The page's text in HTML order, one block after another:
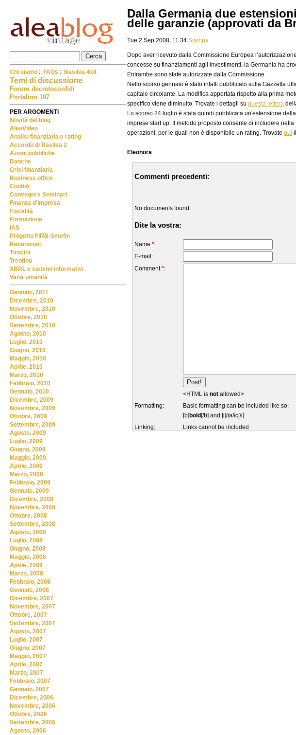
Dalla Germania due
delle garanzie (approvati da
Tue 2 Sep 2008, 11.34 Stampa
Dopo aver ricevuto dalla Commissione Europea
concesse su finanziamenti agli investimenti, la Germania ha
Entrambe sono state autorizzate dalla Commissione.
Nello scorso gennaio è stato infatti pubblicato sulla Gazzetta
capitale circolante. La modifica apportata rispetto alla prima
specifico viene diminuito. Trovate i dettagli su questa lettera
Lo scorso 24 luglio è stata quindi pubblicata un'estensione
imprese start up. Il metodo proposto consente di includere
operazioni, per le quali non è disponibile un rating. Trovate qui
Eleonora
Commenti precedenti:
No documents found
Dite la vostra:
Name *:
E-mail:
Comment*:
<HTML is not allowed>
Formatting:
Basic formatting can be included like so:
[b] bold [/b] and [i]italic[/i]
Linking:
Links cannot be included
Chi siamo :: FAQs :: Basilea 4x4
Temi di discussione
Forum decretoconfidi
Portalino 107
PER ARGOMENTI
Novità del blog
AleaVideo
Analisi finanziaria e rating
Accordo di Basilea 2
Azioni pubbliche
Banche
Crisi finanziaria
Business office
Confidi
Convegni e Seminari
Finanza d'impresa
Fiscalità
Formazione
IAS
Progetto FIRB-Smefin
Recensioni
Tirocini
Trentino
XBRL e sistemi informativi
Varia umanità
Gennaio, 2011
Dicembre, 2010
Novembre, 2010
Ottobre, 2010
Settembre, 2010
Agosto, 2010
Luglio, 2010
Giugno, 2010
Maggio, 2010
Aprile, 2010
Marzo, 2010
Febbraio, 2010
Gennaio, 2010
Dicembre, 2009
Novembre, 2009
Ottobre, 2009
Settembre, 2009
Agosto, 2009
Luglio, 2009
Giugno, 2009
Maggio, 2009
Aprile, 2009
Marzo, 2009
Febbraio, 2009
Gennaio, 2009
Dicembre, 2008
Novembre, 2008
Ottobre, 2008
Settembre, 2008
Agosto, 2008
Luglio, 2008
Giugno, 2008
Maggio, 2008
Aprile, 2008
Marzo, 2008
Febbraio, 2008
Gennaio, 2008
Dicembre, 2007
Novembre, 2007
Ottobre, 2007
Settembre, 2007
Agosto, 2007
Luglio, 2007
Giugno, 2007
Maggio, 2007
Aprile, 2007
Marzo, 2007
Febbraio, 2007
Gennaio, 2007
Dicembre, 2006
Novembre, 2006
Ottobre, 2006
Settembre, 2006
Agosto, 2006